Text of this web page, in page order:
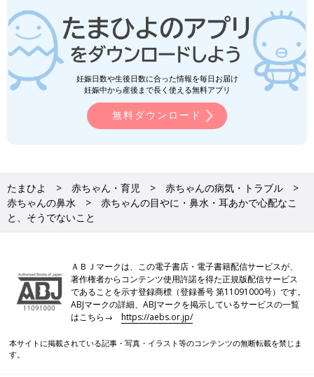
妊娠日数や生後日数に合った情報を毎日お届け
妊娠中から産後まで長く使える無料アプリ
無料ダウンロード
たまひよ 赤ちゃん・育児
赤ちゃんの病気・トラブル
赤ちゃんの鼻水
赤ちゃんの目やに・鼻水・耳あかで心配なこ
と、そうでないこと
ＡＢＪマークは、この電子書店・電子書籍配信サービスが、
著作権者からコンテンツ使用許諾を得た正規版配信サービス
であることを示す登録商標（登録番号 第11091000号）です。
ABJマークの詳細、ABJマークを掲示しているサービスの一覧
はこちら→https://aebs.or.jp/
本サイトに掲載されている記事・写真・イラスト等のコンテンツの無断転載を禁じま
す。